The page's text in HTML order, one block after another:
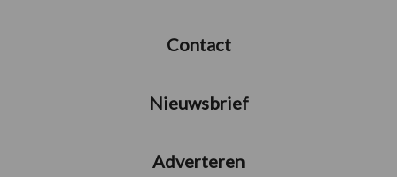
Contact
Nieuwsbrief
Adverteren